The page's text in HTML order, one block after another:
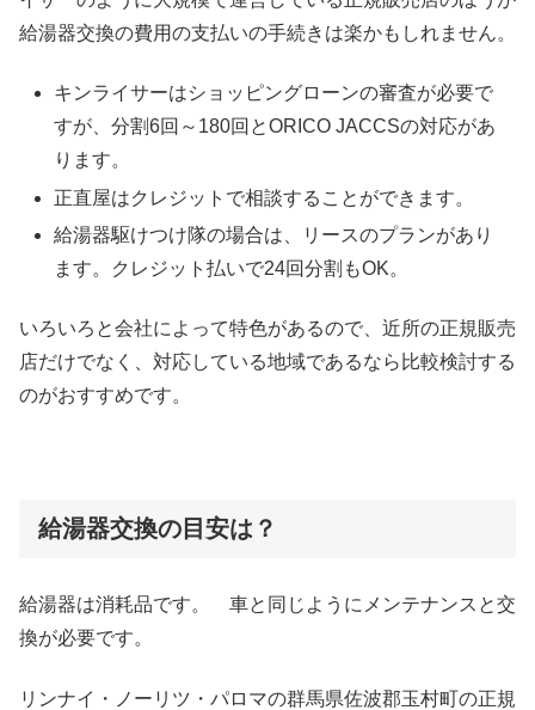
給湯器交換の費用の支払いの手続きは楽かもしれません。
キンライサーはショッピングローンの審査が必要で
すが、分割6回～180回とORICO JACCSの対応があ
ります。
正直屋はクレジットで相談することができます。
給湯器駆けつけ隊の場合は、リースのプランがあり
ます。クレジット払いで24回分割もOK。
いろいろと会社によって特色があるので、近所の正規販売
店だけでなく、対応している地域であるなら比較検討する
のがおすすめです。
給湯器交換の目安は？
給湯器は消耗品です。 車と同じようにメンテナンスと交
換が必要です。
リンナイ・ノーリツ・パロマの群馬県佐波郡玉村町の正規